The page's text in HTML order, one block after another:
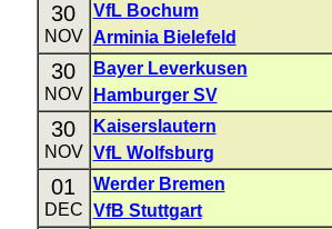
30
NOV
VfL Bochum
Arminia Bielefeld
30
NOV
Bayer Leverkusen
Hamburger SV
30
NOV
Kaiserslautern
VfL Wolfsburg
01
DEC
Werder Bremen
VfB Stuttgart